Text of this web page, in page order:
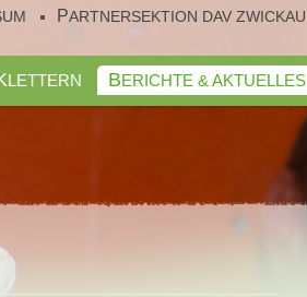
PARTNERSEKTION DAV ZWICKAU
KLETTERN BERICHTE & AKTUELLES